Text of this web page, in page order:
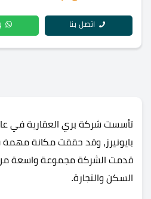
اتصل بنا
بايونيرز، وقد حققت مكانة
قدمت الشركة مجموعة واسعة
السكن والتجارة.